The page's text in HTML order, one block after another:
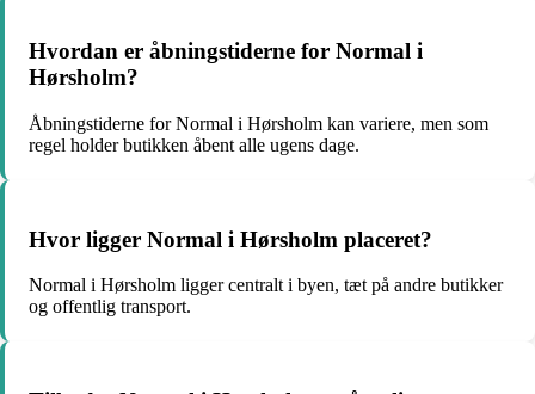
Hvordan er åbningstiderne for Normal i
Hørsholm?
Åbningstiderne for Normal i Hørsholm kan variere, men som
regel holder butikken åbent alle ugens dage.
Hvor ligger Normal i Hørsholm placeret?
Normal i Hørsholm ligger centralt i byen, tæt på andre butikker
og offentlig transport.